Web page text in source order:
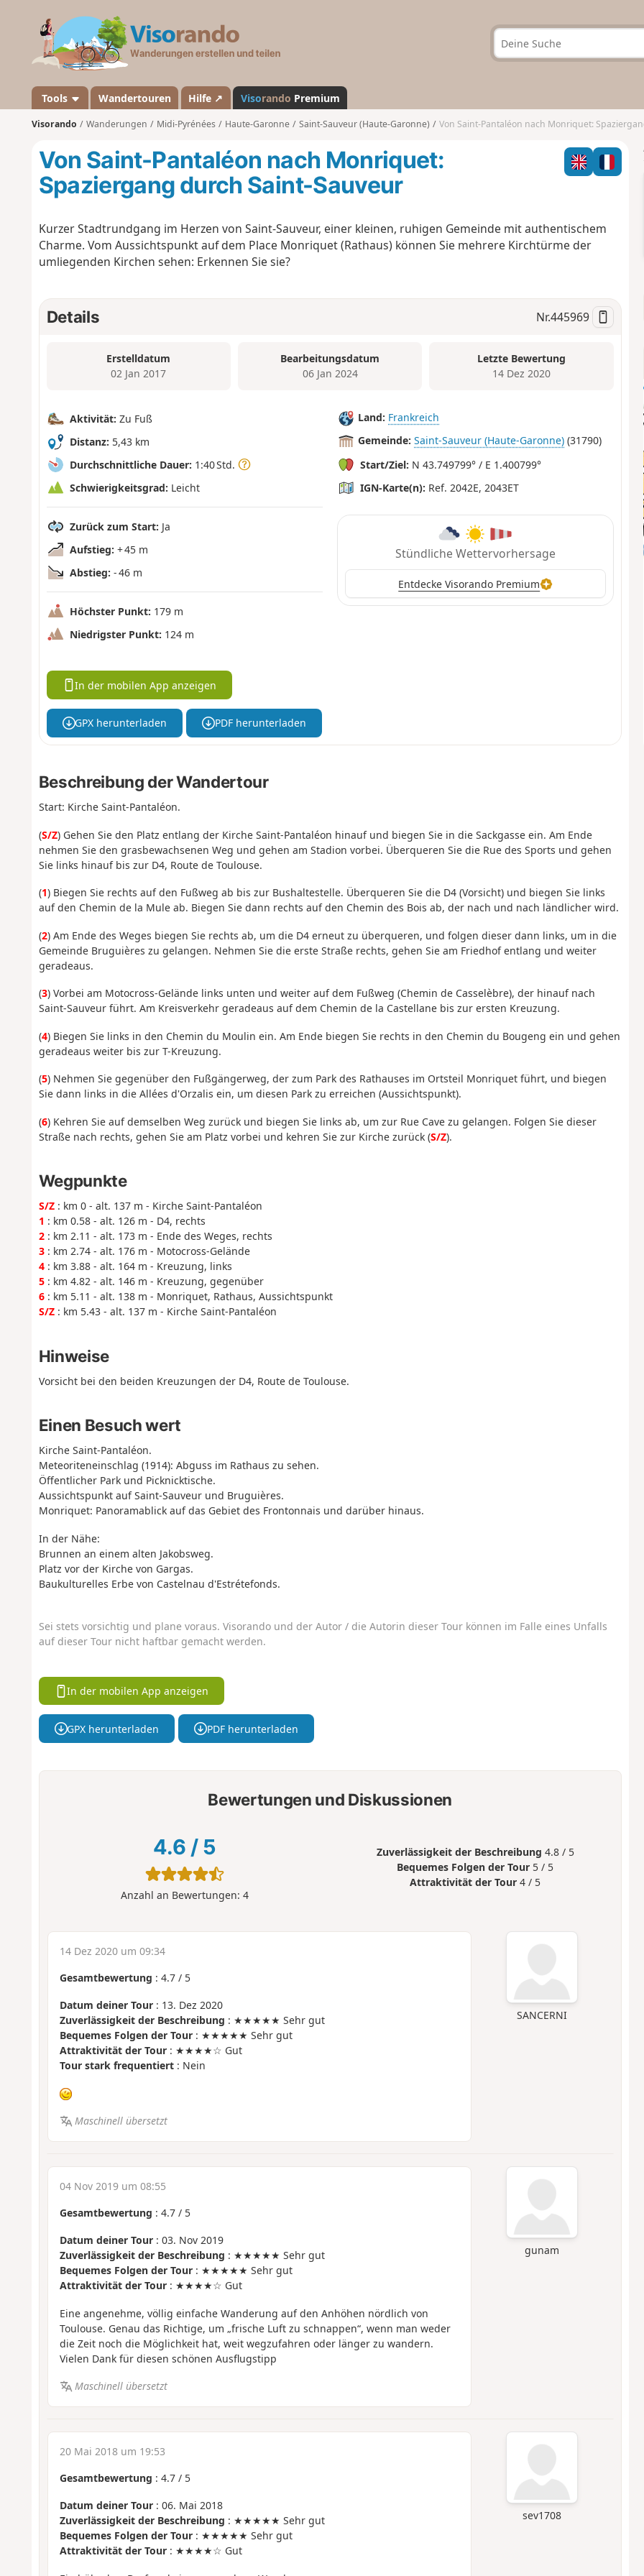
a
n
d
Tools Wandertouren Hilfe ↗ Visorando Premium
Visorando Wanderungen Midi-Pyrénées Haute-Garonne Saint-Sauveur (Haute-Garonne) Von Saint-Pantaléon nach Monriquet: Spaziergang
Von Saint-Pantaléon nach Monriquet:
Spaziergang durch Saint-Sauveur
Kurzer Stadtrundgang im Herzen von Saint-Sauveur, einer kleinen, ruhigen Gemeinde mit authentischem
Charme. Vom Aussichtspunkt auf dem Place Monriquet (Rathaus) können Sie mehrere Kirchtürme der
umliegenden Kirchen sehen: Erkennen Sie sie?
Details Nr.445969
Erstelldatum
02 Jan 2017
Bearbeitungsdatum
06 Jan 2024
Letzte Bewertung
14 Dez 2020
Aktivität: Zu Fuß
Distanz: 5,43 km
Durchschnittliche Dauer: 1:40 Std.
Schwierigkeitsgrad: Leicht
Zurück zum Start: Ja
Aufstieg: + 45 m
Abstieg: - 46 m
Höchster Punkt: 179 m
Niedrigster Punkt: 124 m
Land: Frankreich
Gemeinde: Saint-Sauveur (Haute-Garonne) (31790)
Start/Ziel: N 43.749799° / E 1.400799°
IGN-Karte(n): Ref. 2042E, 2043ET
Stündliche Wettervorhersage
Entdecke Visorando Premium
In der mobilen App anzeigen
GPX herunterladen PDF herunterladen
Beschreibung der Wandertour
Start: Kirche Saint-Pantaléon.
(S/Z) Gehen Sie den Platz entlang der Kirche Saint-Pantaléon hinauf und biegen Sie in die Sackgasse ein. Am Ende
nehmen Sie den grasbewachsenen Weg und gehen am Stadion vorbei. Überqueren Sie die Rue des Sports und gehen
Sie links hinauf bis zur D4, Route de Toulouse.
(1) Biegen Sie rechts auf den Fußweg ab bis zur Bushaltestelle. Überqueren Sie die D4 (Vorsicht) und biegen Sie links
auf den Chemin de la Mule ab. Biegen Sie dann rechts auf den Chemin des Bois ab, der nach und nach ländlicher wird.
(2) Am Ende des Weges biegen Sie rechts ab, um die D4 erneut zu überqueren, und folgen dieser dann links, um in die
Gemeinde Bruguières zu gelangen. Nehmen Sie die erste Straße rechts, gehen Sie am Friedhof entlang und weiter
geradeaus.
(3) Vorbei am Motocross-Gelände links unten und weiter auf dem Fußweg (Chemin de Casselèbre), der hinauf nach
Saint-Sauveur führt. Am Kreisverkehr geradeaus auf dem Chemin de la Castellane bis zur ersten Kreuzung.
(4) Biegen Sie links in den Chemin du Moulin ein. Am Ende biegen Sie rechts in den Chemin du Bougeng ein und gehen
geradeaus weiter bis zur T-Kreuzung.
(5) Nehmen Sie gegenüber den Fußgängerweg, der zum Park des Rathauses im Ortsteil Monriquet führt, und biegen
Sie dann links in die Allées d'Orzalis ein, um diesen Park zu erreichen (Aussichtspunkt).
(6) Kehren Sie auf demselben Weg zurück und biegen Sie links ab, um zur Rue Cave zu gelangen. Folgen Sie dieser
Straße nach rechts, gehen Sie am Platz vorbei und kehren Sie zur Kirche zurück (S/Z).
Wegpunkte
S/Z: km 0 - alt. 137 m - Kirche Saint-Pantaléon
1 : km 0.58 - alt. 126 m - D4, rechts
2: km 2.11 - alt. 173 m - Ende des Weges, rechts
3: km 2.74 - alt. 176 m - Motocross-Gelände
4: km 3.88 - alt. 164 m - Kreuzung, links
5: km 4.82 - alt. 146 m - Kreuzung, gegenüber
6: km 5.11 - alt. 138 m - Monriquet, Rathaus, Aussichtspunkt
S/Z: km 5.43 - alt. 137 m - Kirche Saint-Pantaléon
Hinweise
Vorsicht bei den beiden Kreuzungen der D4, Route de Toulouse.
Einen Besuch wert
Kirche Saint-Pantaléon.
Meteoriteneinschlag (1914): Abguss im Rathaus zu sehen.
Öffentlicher Park und Picknicktische.
Aussichtspunkt auf Saint-Sauveur und Bruguières.
Monriquet: Panoramablick auf das Gebiet des Frontonnais und darüber hinaus.
In der Nähe:
Brunnen an einem alten Jakobsweg.
Platz vor der Kirche von Gargas.
Baukulturelles Erbe von Castelnau d'Estrétefonds.
Sei stets vorsichtig und plane voraus. Visorando und der Autor / die Autorin dieser Tour können im Falle eines Unfalls
auf dieser Tour nicht haftbar gemacht werden.
In der mobilen App anzeigen
GPX herunterladen PDF herunterladen
Bewertungen und Diskussionen
4.6 / 5
Anzahl an Bewertungen: 4
Zuverlässigkeit der Beschreibung 4.8 / 5
Bequemes Folgen der Tour 5 / 5
Attraktivität der Tour 4 / 5
SANCERNI
14 Dez 2020 um 09:34
Gesamtbewertung : 4.7/ 5
Datum deiner Tour: 13. Dez 2020
Zuverlässigkeit der Beschreibung : ★★★★★ Sehr gut
Bequemes Folgen der Tour: ★★★★★ Sehr gut
Attraktivität der Tour: ★★★★☆ Gut
Tour stark frequentiert: Nein
Maschinell übersetzt
gunam
04 Nov 2019 um 08:55
Gesamtbewertung : 4.7/ 5
Datum deiner Tour: 03. Nov 2019
Zuverlässigkeit der Beschreibung : ★★★★★ Sehr gut
Bequemes Folgen der Tour: ★★★★★ Sehr gut
Attraktivität der Tour: ★★★★☆ Gut
Eine angenehme, völlig einfache Wanderung auf den Anhöhen nördlich von
Toulouse. Genau das Richtige, um „frische Luft zu schnappen“, wenn man weder
die Zeit noch die Möglichkeit hat, weit wegzufahren oder länger zu wandern.
Vielen Dank für diesen schönen Ausflugstipp
Maschinell übersetzt
sev1708
20 Mai 2018 um 19:53
Gesamtbewertung : 4.7/ 5
Datum deiner Tour: 06. Mai 2018
Zuverlässigkeit der Beschreibung : ★★★★★ Sehr gut
Bequemes Folgen der Tour: ★★★★★ Sehr gut
Attraktivität der Tour: ★★★★☆ Gut